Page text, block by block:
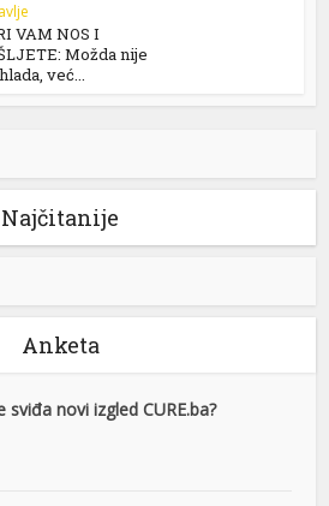
VAM NOS I
Možda nije
već...
Najčitanije
Anketa
sviđa novi izgled CURE.ba?